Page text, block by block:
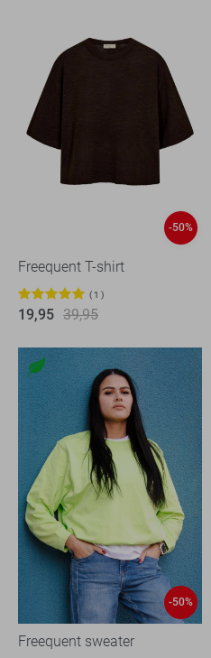
-50%
Freequent T-shirt
1
19,95 39,95
-50%
Freequent sweater